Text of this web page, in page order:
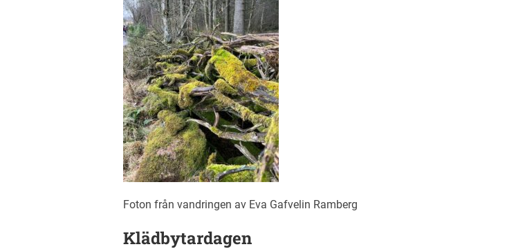
Foton från vandringen av Eva Gafvelin Ramberg
Klädbytardagen